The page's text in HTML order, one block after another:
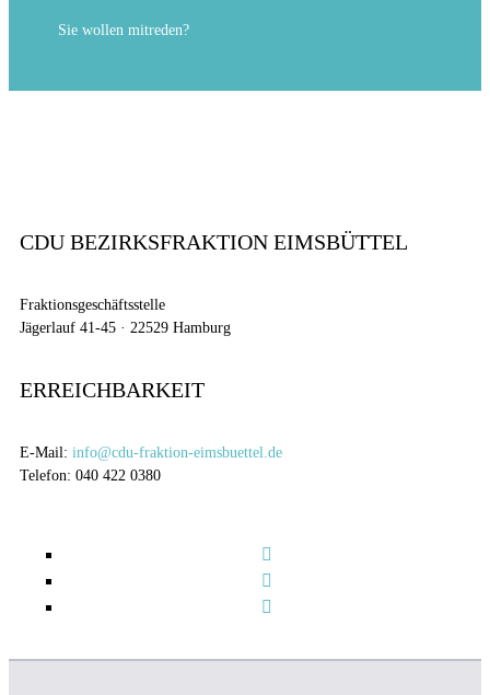
Sie wollen mitreden?
CDU BEZIRKSFRAKTION EIMSBÜTTEL
Fraktionsgeschäftsstelle
Jägerlauf 41-45 · 22529 Hamburg
ERREICHBARKEIT
E-Mail: info@cdu-fraktion-eimsbuettel.de
Telefon: 040 422 0380